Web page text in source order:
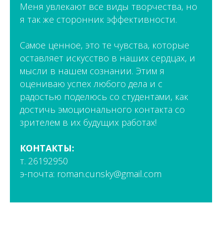
Меня увлекают все виды творчества, но
я так же сторонник эффективности.
Самое ценное, это те чувства, которые
оставляет искусство в наших сердцах, и
мысли в нашем сознании. Этим я
оцениваю успех любого дела и с
радостью поделюсь со студентами, как
достичь эмоционального контакта со
зрителем в их будущих работах!
КОНТАКТЫ:
т. 26192950
э-почтa: roman.cunsky@gmail.com